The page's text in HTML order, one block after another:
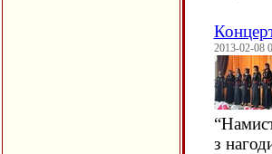
2013-02-08
з